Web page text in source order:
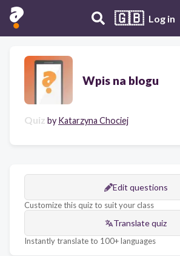
🇬🇧 Log in
Wpis na blogu
Quiz by Katarzyna Chociej
Edit questions
Customize this quiz to suit your class
Translate quiz
Instantly translate to 100+ languages